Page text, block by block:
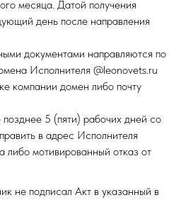
месяца. Датой получения
день после направления
документами направляются по
Исполнителя @leonovets.ru
компании домен либо почту
позднее 5 (пяти) рабочих дней со
в адрес Исполнителя
либо мотивированный отказ от
не подписал Акт в указанный в